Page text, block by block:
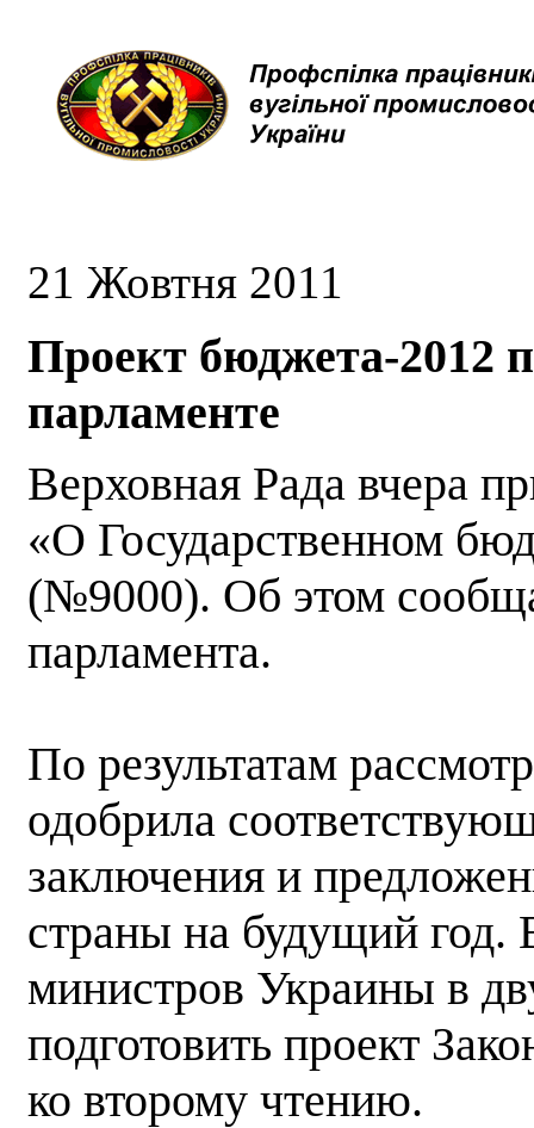
21 Жовтня 2011
Проект бюджета-2012
парламенте
Верховная Рада вчера
«О Государственном
(№9000). Об этом
парламента.
По результатам
одобрила
заключения и
страны на будущий год.
министров Украины в
подготовить проект
ко второму чтению.